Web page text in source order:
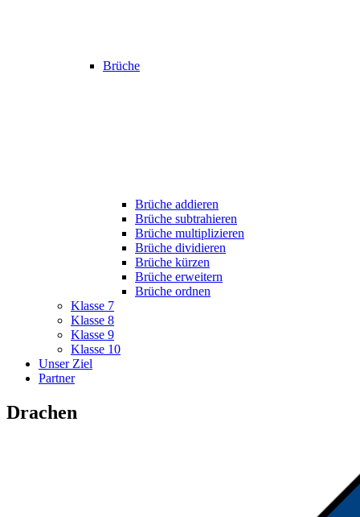
Brüche
Brüche addieren
Brüche subtrahieren
Brüche multiplizieren
Brüche dividieren
Brüche kürzen
Brüche erweitern
Brüche ordnen
Klasse 7
Klasse 8
Klasse 9
Klasse 10
Unser Ziel
Partner
Drachen